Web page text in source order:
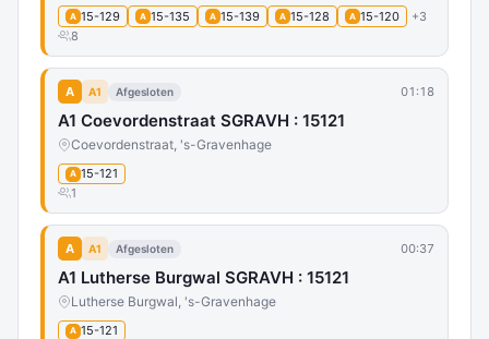
A 15-129 A 15-135 A 15-139 A 15-128 A 15-120
+3
8
A A1 Afgesloten 01:18
A1 Coevordenstraat SGRAVH : 15121
Coevordenstraat, 's-Gravenhage
A 15-121
1
A A1 Afgesloten 00:37
A1 Lutherse Burgwal SGRAVH : 15121
Lutherse Burgwal, 's-Gravenhage
A 15-121